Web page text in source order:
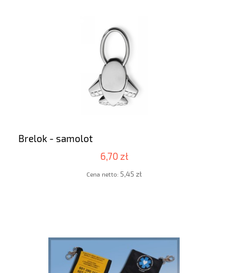
Brelok - samolot
6,70 zł
Cena netto: 5,45 zł